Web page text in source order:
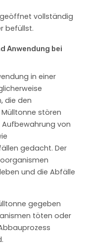
vollständig
befüllst.
Anwendung bei
in einer
die den
stören
von
gedacht. Der
und die Abfälle
gegeben
töten oder